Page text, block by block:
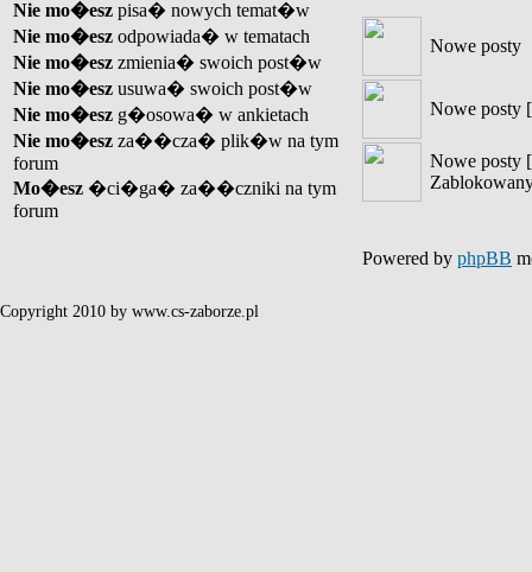
Nie mo�esz pisa� nowych temat�w
Nie mo�esz odpowiada� w tematach
Nie mo�esz zmienia� swoich post�w
Nie mo�esz usuwa� swoich post�w
Nie mo�esz g�osowa� w ankietach
Nie mo�esz za��cza� plik�w na tym
forum
Mo�esz �ci�ga� za��czniki na tym
forum
Nowe posty
Nowe posty
Nowe posty [
Powered by phpBB
Copyright 2010 by www.cs-zaborze.pl